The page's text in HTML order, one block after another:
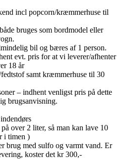
incl popcorn/kræmmerhuse til
bruges som bordmodel eller
bil og bæres af 1 person.
evt. pris for at vi leverer/afhenter
18 år
samt kræmmerhuse til 30
– indhent venligst pris på dette
brugsanvisning.
over 2 liter, så man kan lave 10
i timen )
brug med sulfo og varmt vand. Er
koster det kr 300,-